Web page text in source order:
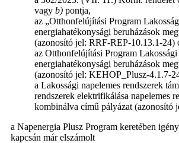
vagy b) pontja,
az „Otthonfelújítási Program
energiahatékonysági beruházások
(azonosító jel: RRF-REP-10.13.1-24)
az Otthonfelújítási Program Lakossági
energiahatékonysági beruházások
(azonosító jel: KEHOP_Plusz-4.1.7-
a Lakossági napelemes rendszerek
rendszerek elektrifikálása napelemes
kombinálva című pályázat (azonosító
a Napenergia Plusz Program keretében
kapcsán már elszámolt